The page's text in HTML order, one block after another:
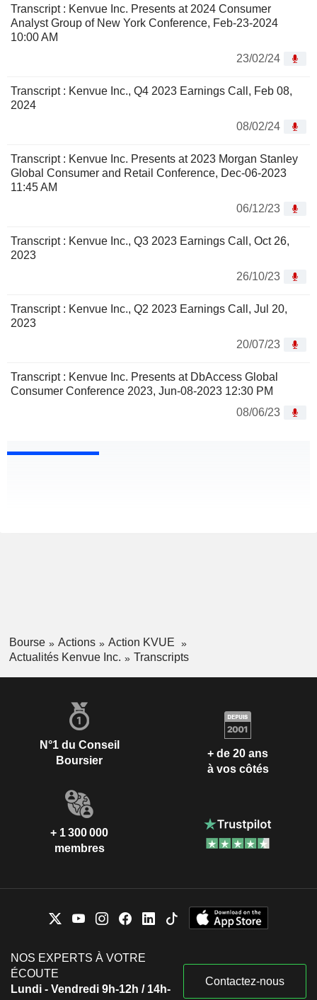
Transcript : Kenvue Inc. Presents at 2024 Consumer
Analyst Group of New York Conference, Feb-23-2024
10:00 AM
23/02/24
Transcript : Kenvue Inc., Q4 2023 Earnings Call, Feb 08,
2024
08/02/24
Transcript : Kenvue Inc. Presents at 2023 Morgan Stanley
Global Consumer and Retail Conference, Dec-06-2023
11:45 AM
06/12/23
Transcript : Kenvue Inc., Q3 2023 Earnings Call, Oct 26,
2023
26/10/23
Transcript : Kenvue Inc., Q2 2023 Earnings Call, Jul 20,
2023
20/07/23
Transcript : Kenvue Inc. Presents at DbAccess Global
Consumer Conference 2023, Jun-08-2023 12:30 PM
08/06/23
Bourse Actions
Action KVUE
Actualités Kenvue Inc.
Transcripts
N°1 du Conseil
Boursier
+ de 20 ans
à vos côtés
+ 1 300 000
membres
NOS EXPERTS À VOTRE
ÉCOUTE
Lundi - Vendredi 9h-12h / 14h-
Contactez-nous